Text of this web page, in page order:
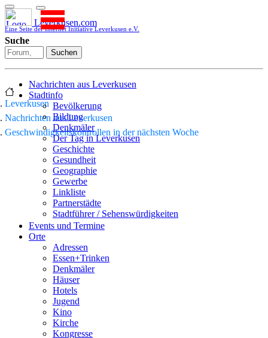
Leverkusen.com
Eine Seite der Internet Initiative Leverkusen e.V.
Suche
Suchen
Nachrichten aus Leverkusen
Stadtinfo
Bevölkerung
Bildung
Denkmäler
Der Tag in Leverkusen
Geschichte
Gesundheit
Geographie
Gewerbe
Linkliste
Partnerstädte
Stadtführer / Sehenswürdigkeiten
Stadtplan
Sport
Who is who
Wohnen
Events und Termine
Orte
Adressen
Essen+Trinken
Denkmäler
Häuser
Hotels
Jugend
Kino
Kirche
Kongresse
Leverkusen
Nachrichten aus Leverkusen
Geschwindigkeitskontrollen in der nächsten Woche